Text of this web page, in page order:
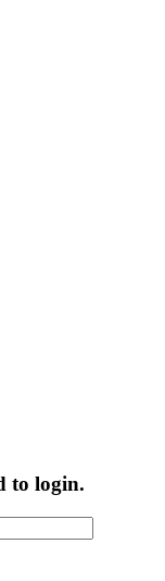
to login.